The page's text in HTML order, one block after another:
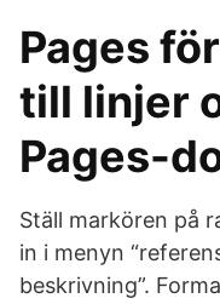
Pages
till linjer
Pages-
Ställ markören på
in i menyn
beskrivning”.